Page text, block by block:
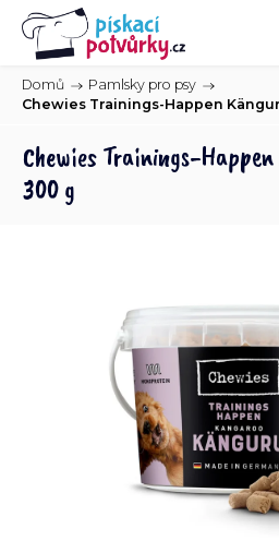
Domů / Pamlsky pro psy /
Chewies Trainings-Happen
Chewies Trainings-
300 g